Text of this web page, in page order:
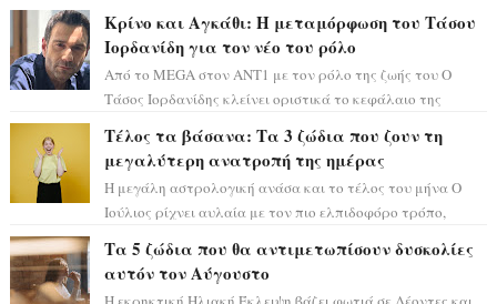
Κρίνο και Αγκάθι: Η μεταμόρφωση του Τάσου
Ιορδανίδη για τον νέο του ρόλο
Από το MEGA στον ΑΝΤ1 με τον ρόλο της ζωής του Ο
Τάσος Ιορδανίδης κλείνει οριστικά το κεφάλαιο της
Τέλος τα βάσανα: Τα 3 ζώδια που ζουν τη
μεγαλύτερη ανατροπή της ημέρας
Η μεγάλη αστρολογική ανάσα και το τέλος του μήνα Ο
Ιούλιος ρίχνει αυλαία με τον πιο ελπιδοφόρο τρόπο,
Τα 5 ζώδια που θα αντιμετωπίσουν δυσκολίες
αυτόν τον Αύγουστο